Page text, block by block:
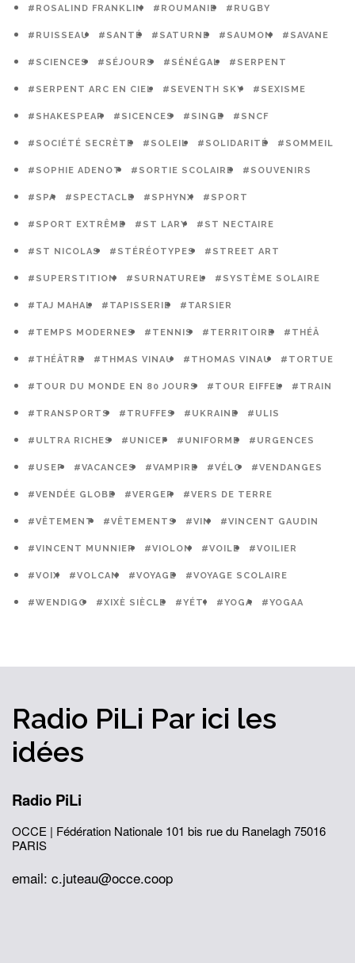
#ROSALIND FRANKLIN #ROUMANIE #RUGBY
#RUISSEAU #SANTÉ #SATURNE #SAUMON #SAVANE
#SCIENCES #SÉJOURS #SÉNÉGAL #SERPENT
#SERPENT ARC EN CIEL #SEVENTH SKY #SEXISME
#SHAKESPEAR #SICENCES #SINGE #SNCF
#SOCIÉTÉ SECRÈTE #SOLEIL #SOLIDARITÉ #SOMMEIL
#SOPHIE ADENOT #SORTIE SCOLAIRE #SOUVENIRS
#SPA #SPECTACLE #SPHYNX #SPORT
#SPORT EXTRÊME #ST LARY #ST NECTAIRE
#ST NICOLAS #STÉRÉOTYPES #STREET ART
#SUPERSTITION #SURNATUREL #SYSTÈME SOLAIRE
#TAJ MAHAL #TAPISSERIE #TARSIER
#TEMPS MODERNES #TENNIS #TERRITOIRE #THÉÂ
#THÉÂTRE #THMAS VINAU #THOMAS VINAU #TORTUE
#TOUR DU MONDE EN 80 JOURS #TOUR EIFFEL #TRAIN
#TRANSPORTS #TRUFFES #UKRAINE #ULIS
#ULTRA RICHES #UNICEF #UNIFORME #URGENCES
#USEP #VACANCES #VAMPIRE #VÉLO #VENDANGES
#VENDÉE GLOBE #VERGER #VERS DE TERRE
#VÊTEMENT #VÊTEMENTS #VIN #VINCENT GAUDIN
#VINCENT MUNNIER #VIOLON #VOILE #VOILIER
#VOIX #VOLCAN #VOYAGE #VOYAGE SCOLAIRE
#WENDIGO #XIXÈ SIÈCLE #YÉTI #YOGA #YOGAA
Radio PiLi Par ici les
idées
Radio PiLi
OCCE | Fédération Nationale 101 bis rue du Ranelagh75016
PARIS
email: c.juteau@occe.coop